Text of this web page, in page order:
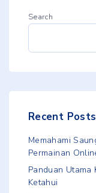
Search
Recent Posts
Memahami
Permainan
Panduan Utama
Ketahui